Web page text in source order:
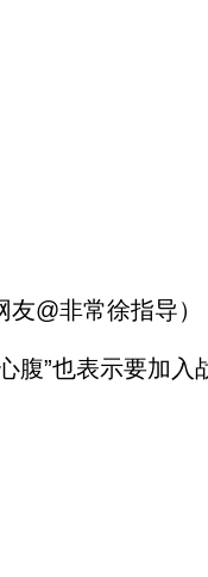
友@非常徐指导）
腹”也表示要加入